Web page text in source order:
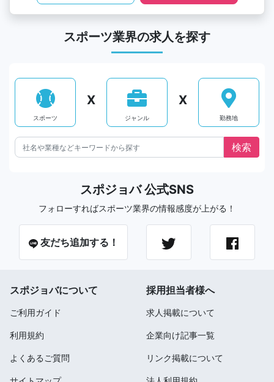
スポーツ業界の求人を探す
スポーツ
X
ジャンル
X
勤務地
スポジョバ 公式SNS
フォローすればスポーツ業界の情報感度が上がる！
友だち追加する！
スポジョバについて
ご利用ガイド
利用規約
よくあるご質問
採用担当者様へ
求人掲載について
企業向け記事一覧
リンク掲載について